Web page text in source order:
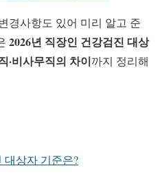
경사항도 있어 미리 알고 준
2026년 직장인 건강검진 대상
·비사무직의 차이까지 정리해
대상자 기준은?